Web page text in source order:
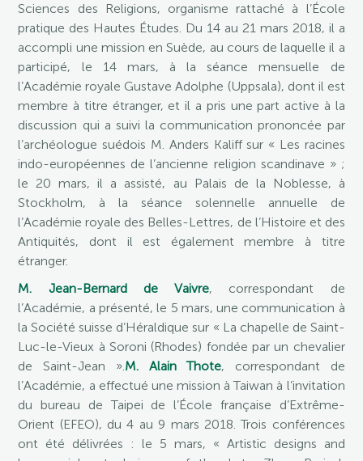
Sciences des Religions, organisme rattaché à l’École
pratique des Hautes Études. Du 14 au 21 mars 2018, il a
accompli une mission en Suède, au cours de laquelle il a
participé, le 14 mars, à la séance mensuelle de
l’Académie royale Gustave Adolphe (Uppsala), dont il est
membre à titre étranger, et il a pris une part active à la
discussion qui a suivi la communication prononcée par
l’archéologue suédois M. Anders Kaliff sur « Les racines
indo-européennes de l’ancienne religion scandinave » ;
le 20 mars, il a assisté, au Palais de la Noblesse, à
Stockholm, à la séance solennelle annuelle de
l’Académie royale des Belles-Lettres, de l’Histoire et des
Antiquités, dont il est également membre à titre
étranger.
M. Jean-Bernard de Vaivre, correspondant de
l’Académie, a présenté, le 5 mars, une communication à
la Société suisse d’Héraldique sur « La chapelle de Saint-
Luc-le-Vieux à Soroni (Rhodes) fondée par un chevalier
de Saint-Jean ».M. Alain Thote, correspondant de
l’Académie, a effectué une mission à Taiwan à l’invitation
du bureau de Taipei de l’École française d’Extrême-
Orient (EFEO), du 4 au 9 mars 2018. Trois conférences
ont été délivrées : le 5 mars, « Artistic designs and